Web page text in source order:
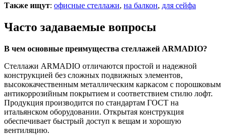
Также ищут: офисные стеллажи, на балкон, для сейфа
Часто задаваемые вопросы
В чем основные преимущества стеллажей ARMADIO?
Стеллажи ARMADIO отличаются простой и надежной
конструкцией без сложных подвижных элементов,
высококачественным металлическим каркасом с порошковым
антикоррозийным покрытием и соответствием стилю лофт.
Продукция производится по стандартам ГОСТ на
итальянском оборудовании. Открытая конструкция
обеспечивает быстрый доступ к вещам и хорошую
вентиляцию.